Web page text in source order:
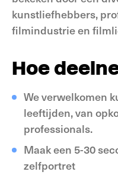
kunstliefhebbers,
filmindustrie en
Hoe
We verwelkomen
leeftijden, van
professionals.
Maak een 5-30
zelfportret